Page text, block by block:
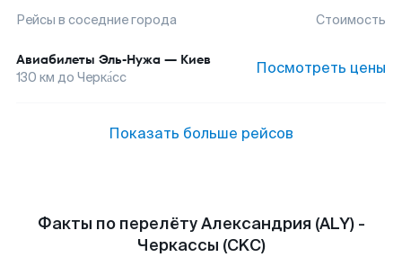
Рейсы в соседние города Стоимость
Авиабилеты Эль-Нужа — Киев
130 км до Черка́сс Посмотреть цены
Показать больше рейсов
Факты по перелёту Александрия (ALY) -
Черкассы (CKC)